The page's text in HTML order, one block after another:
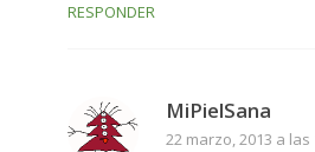
RESPONDER
MiPielSana
22 marzo, 2013 a las